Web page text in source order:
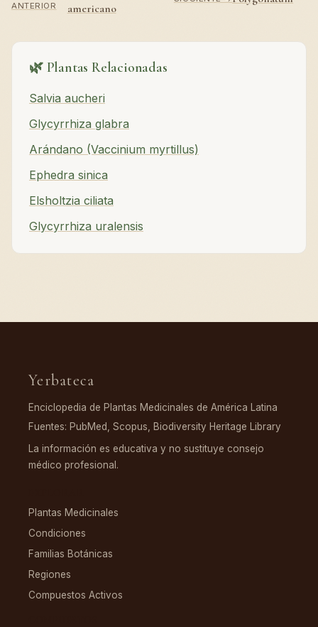
ANTERIOR
americano
🌿 Plantas Relacionadas
Salvia aucheri
Glycyrrhiza glabra
Arándano (Vaccinium myrtillus)
Ephedra sinica
Elsholtzia ciliata
Glycyrrhiza uralensis
Yerbateca
Enciclopedia de Plantas Medicinales de América Latina
Fuentes: PubMed, Scopus, Biodiversity Heritage Library
La información es educativa y no sustituye consejo
médico profesional.
Plantas Medicinales
Condiciones
Familias Botánicas
Regiones
Compuestos Activos